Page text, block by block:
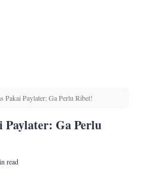
Pakai Paylater: Ga Perlu Ribet!
Paylater: Ga Perlu
read